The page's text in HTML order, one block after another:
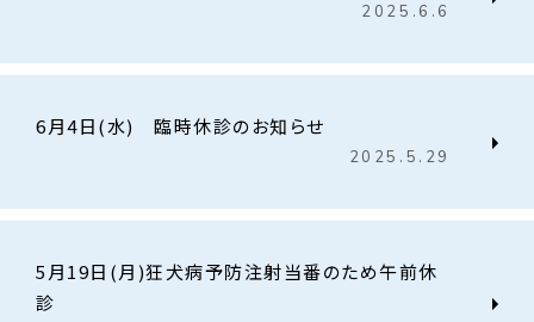
2025.6.6
6月4日(水) 臨時休診のお知らせ
2025.5.29
5月19日(月)狂犬病予防注射当番のため午前休
診